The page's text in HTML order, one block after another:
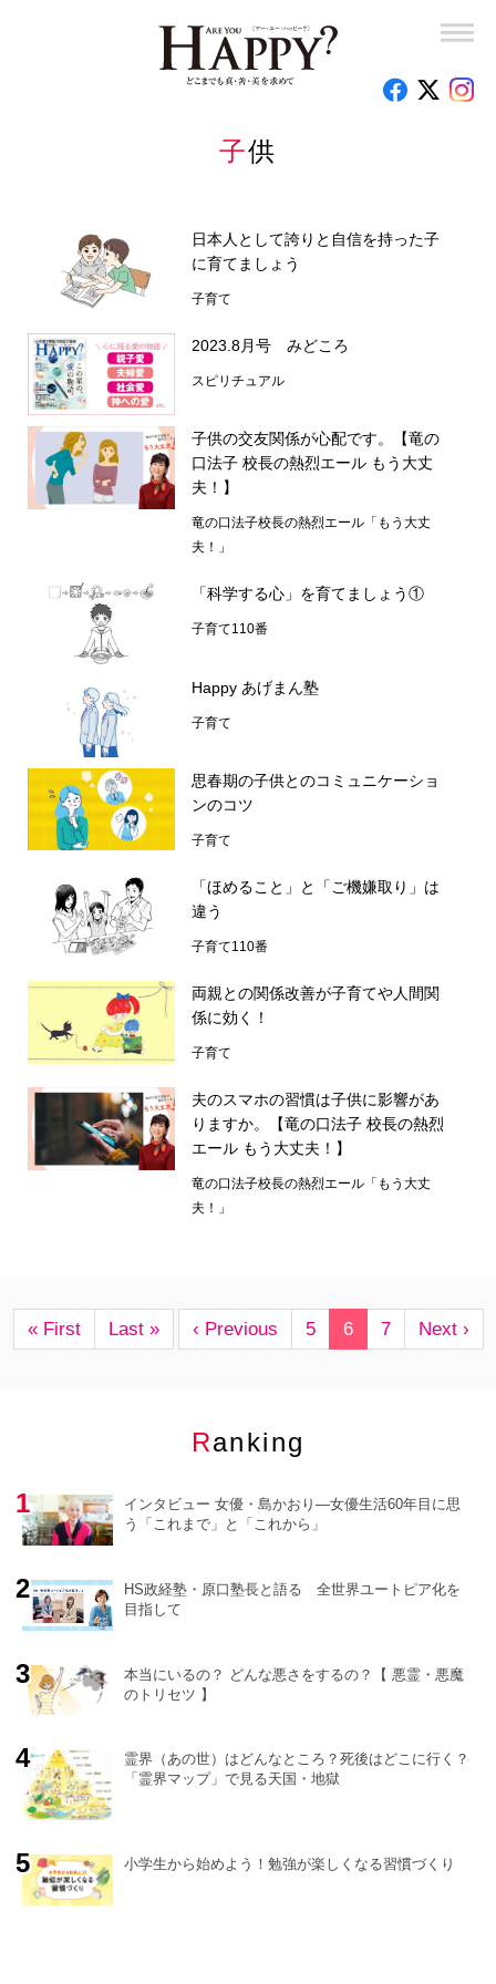
子供
日本人として誇りと自信を持った子
に育てましょう
子育て
2023.8月号 みどころ
スピリチュアル
子供の交友関係が心配です。【竜の
口法子 校長の熱烈エール もう大丈
夫！】
竜の口法子校長の熱烈エール「もう大丈
夫！」
「科学する心」を育てましょう①
子育て110番
Happy あげまん塾
子育て
思春期の子供とのコミュニケーショ
ンのコツ
子育て
「ほめること」と「ご機嫌取り」は
違う
子育て110番
両親との関係改善が子育てや人間関
係に効く！
子育て
夫のスマホの習慣は子供に影響があ
りますか。【竜の口法子 校長の熱烈
エール もう大丈夫！】
竜の口法子校長の熱烈エール「もう大丈
夫！」
« First Last » ‹ Previous 5 6 7 Next ›
Ranking
インタビュー 女優・島かおり―女優生活60年目に思
う「これまで」と「これから」
HS政経塾・原口塾長と語る 全世界ユートピア化を
目指して
本当にいるの？ どんな悪さをするの？【 悪霊・悪魔
のトリセツ 】
霊界（あの世）はどんなところ？死後はどこに行く？
「霊界マップ」で見る天国・地獄
小学生から始めよう！勉強が楽しくなる習慣づくり